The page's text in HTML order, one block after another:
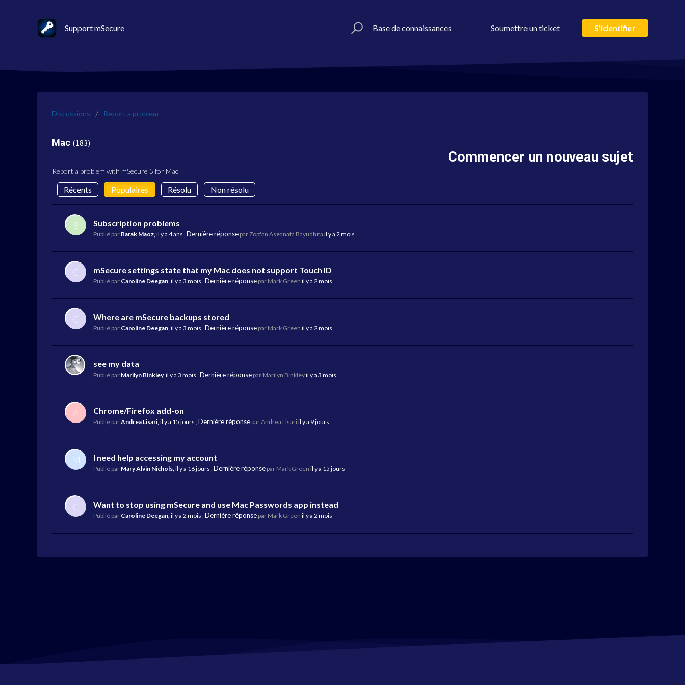
Support mSecure Base de connaissances Soumettre un ticket S'identifier
Discussions Report a problem
Mac 183
Commencer un nouveau sujet
Report a problem with mSecure 5 for Mac
Récents Populaires Résolu Non résolu
B Subscription problems
Publié par Barak Maoz,il y a 4 ans , Dernière réponse par Zopfan Aseanata Bayudhita il y a 2 mois
C mSecure settings state that my Mac does not support Touch ID
Publié par Caroline Deegan,il y a 3 mois , Dernière réponse par Mark Green il y a 2 mois
C Where are mSecure backups stored
Publié par Caroline Deegan,il y a 3 mois , Dernière réponse par Mark Green il y a 2 mois
see my data
Publié par Marilyn Binkley,il y a 3 mois , Dernière réponse par Marilyn Binkleyil y a 3 mois
A Chrome/Firefox add-on
Publié parAndrea Lisari,il y a 15 jours , Dernière réponse par Andrea Lisari il y a 9 jours
M I need help accessing my account
Publié par Mary Alvin Nichols,il y a 16 jours , Dernière réponse par Mark Green il y a 15 jours
C Want to stop using mSecure and use Mac Passwords app instead
Publié par Caroline Deegan,il y a 2 mois , Dernière réponse par Mark Green il y a 2 mois